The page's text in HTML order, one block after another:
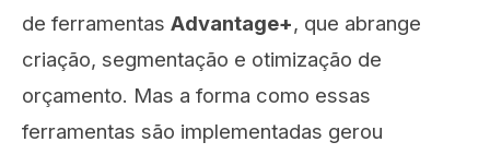
de ferramentas Advantage+, que abrange
criação, segmentação e otimização de
orçamento. Mas a forma como essas
ferramentas são implementadas gerou